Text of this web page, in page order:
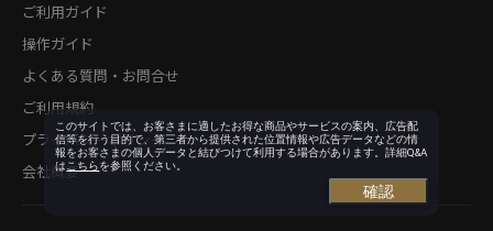
ご利用ガイド
操作ガイド
よくある質問・お問合せ
ご利用規約
プライバシーポリシー
会社概要
このサイトでは、お客さまに適したお得な商品やサービスの案内、広告配
信等を行う目的で、第三者から提供された位置情報や広告データなどの情
報をお客さまの個人データと結びつけて利用する場合があります。詳細Q&A
は こちらを参照ください。
確認